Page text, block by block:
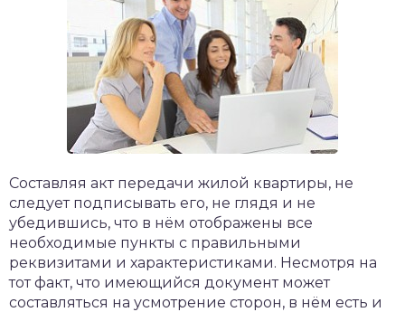
Составляя акт передачи жилой квартиры, не
следует подписывать его, не глядя и не
убедившись, что в нём отображены все
необходимые пункты с правильными
реквизитами и характеристиками. Несмотря на
тот факт, что имеющийся документ может
составляться на усмотрение сторон, в нём есть и